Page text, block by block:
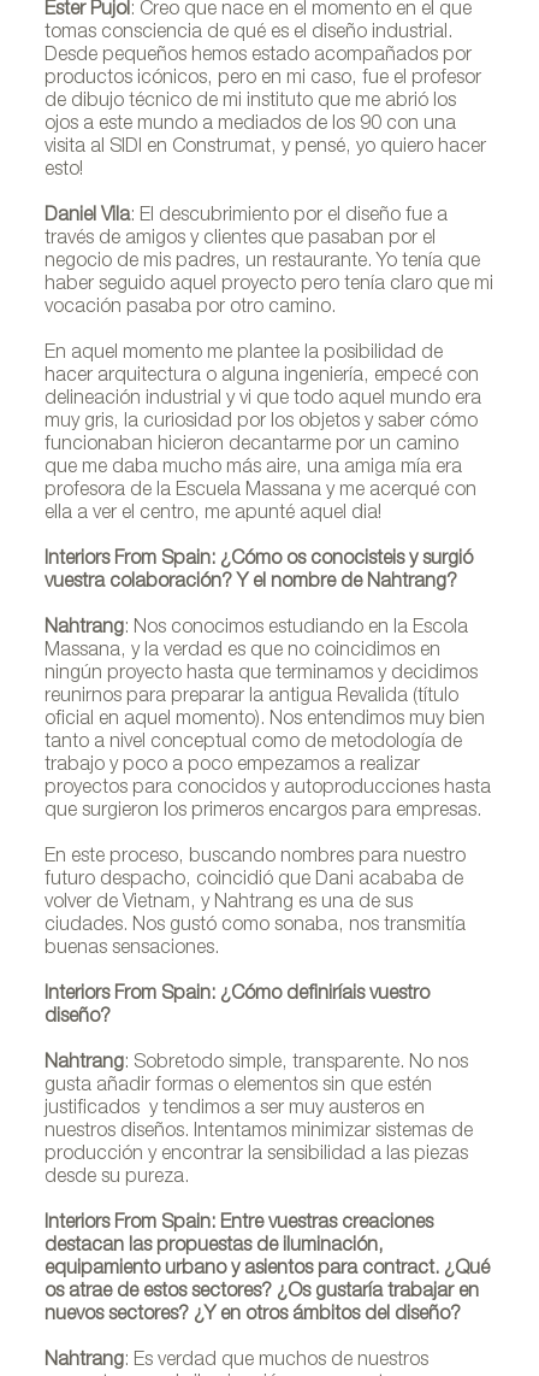
Ester Pujol: Creo que nace en el momento en el que
tomas consciencia de qué es el diseño industrial.
Desde pequeños hemos estado acompañados por
productos icónicos, pero en mi caso, fue el profesor
de dibujo técnico de mi instituto que me abrió los
ojos a este mundo a mediados de los 90 con una
visita al SIDI en Construmat, y pensé, yo quiero hacer
esto!
Daniel Vila: El descubrimiento por el diseño fue a
través de amigos y clientes que pasaban por el
negocio de mis padres, un restaurante. Yo tenía que
haber seguido aquel proyecto pero tenía claro que mi
vocación pasaba por otro camino.
En aquel momento me plantee la posibilidad de
hacer arquitectura o alguna ingeniería, empecé con
delineación industrial y vi que todo aquel mundo era
muy gris, la curiosidad por los objetos y saber cómo
funcionaban hicieron decantarme por un camino
que me daba mucho más aire, una amiga mía era
profesora de la Escuela Massana y me acerqué con
ella a ver el centro, me apunté aquel dia!
Interiors From Spain: ¿Cómo os conocisteis y surgió
vuestra colaboración? Y el nombre de Nahtrang?
Nahtrang: Nos conocimos estudiando en la Escola
Massana, y la verdad es que no coincidimos en
ningún proyecto hasta que terminamos y decidimos
reunirnos para preparar la antigua Revalida (título
oficial en aquel momento). Nos entendimos muy bien
tanto a nivel conceptual como de metodología de
trabajo y poco a poco empezamos a realizar
proyectos para conocidos y autoproducciones hasta
que surgieron los primeros encargos para empresas.
En este proceso, buscando nombres para nuestro
futuro despacho, coincidió que Dani acababa de
volver de Vietnam, y Nahtrang es una de sus
ciudades. Nos gustó como sonaba, nos transmitía
buenas sensaciones.
Interiors From Spain: ¿Cómo definiríais vuestro
diseño?
Nahtrang: Sobretodo simple, transparente. No nos
gusta añadir formas o elementos sin que estén
justificados y tendimos a ser muy austeros en
nuestros diseños. Intentamos minimizar sistemas de
producción y encontrar la sensibilidad a las piezas
desde su pureza.
Interiors From Spain: Entre vuestras creaciones
destacan las propuestas de iluminación,
equipamiento urbano y asientos para contract. ¿Qué
os atrae de estos sectores? ¿Os gustaría trabajar en
nuevos sectores? ¿Y en otros ámbitos del diseño?
Nahtrang: Es verdad que muchos de nuestros